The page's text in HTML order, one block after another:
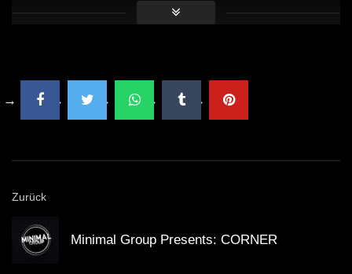
Zurück
Minimal Group Presents: CORNER